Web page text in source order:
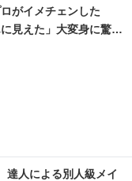
がイメチェンした
えた」大変身に驚が
人による別人級メイ